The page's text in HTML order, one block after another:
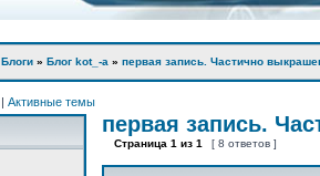
Блоги » Блог kot_-а » первая запись. Частично
| Активные темы
первая запись.
Страница 1 из 1 [ 8 ответов ]